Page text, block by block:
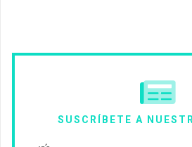
SUSCRÍBETE A